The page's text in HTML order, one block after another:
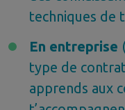
techniques de
En entreprise
type de
apprends aux